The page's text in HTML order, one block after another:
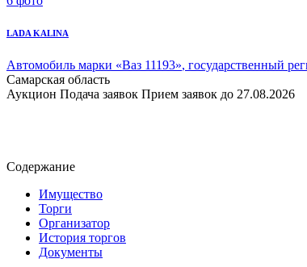
LADA KALINA
Автомобиль марки «Ваз 11193», государственный
Самарская область
Аукцион Подача заявок Прием заявок до 27.08.2026
Содержание
Имущество
Торги
Организатор
История торгов
Документы